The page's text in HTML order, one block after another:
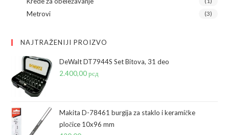
Metrovi (3)
NAJTRAŽENIJI PROIZVO
DeWalt DT7944S Set Bitova, 31 deo
2.400,00рсд
Makita D-78461 burgija za staklo i keramičke
pločice 10x96 mm